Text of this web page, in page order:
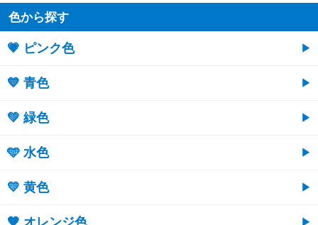
色から探す
💗 ピンク色
💙 青色
💚 緑色
🩵 水色
💛 黄色
🧡 オレンジ色